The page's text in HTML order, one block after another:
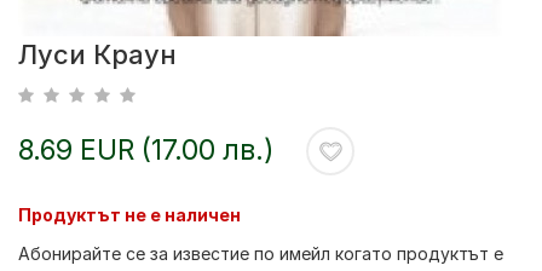
Луси Краун
8.69 EUR (17.00 лв.)
Продуктът не е наличен
Абонирайте се за известие по имейл когато продуктът е